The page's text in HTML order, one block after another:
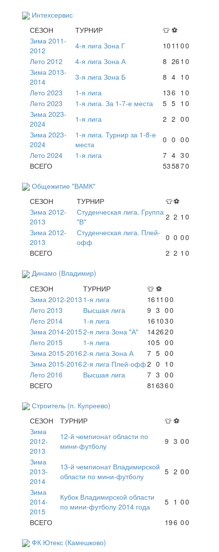
Интехсервис
СЕЗОН
ТУРНИР 👕 ⚽
Зима 2011-
2012
4-я лига Зона Г 10 11 00
Лето 2012
4-я лига Зона А 8 26 1 0
Зима 2013-
2014
3-я лига Зона Б 8 4 1 0
Лето 2023
1-я лига 136 1 0
Лето 2023
1-я лига. За 1-7-е места 5 5 1 0
Зима 2023-
2024
1-я лига 2 2 00
Зима 2023-
2024
1-я лига. Турнир за 1-8-е
места
0 0 00
Лето 2024
1-я лига 7 4 30
ВСЕГО
535870
Общежитие "ВАМК"
СЕЗОН
ТУРНИР 👕⚽
Зима 2012-
2013
Студенческая лига. Группа
"В"
2 2 1 0
Зима 2012-
2013
Студенческая лига. Плей-
офф
0 0 00
ВСЕГО
2 2 1 0
Динамо (Владимир)
СЕЗОН
ТУРНИР 👕 ⚽
Зима 2012-2013 1-я лига 16 11 00
Лето 2013
Высшая лига 9 3 00
Лето 2014
1-я лига 16 1030
Зима 2014-20152-я лига Зона "А" 142620
Лето 2015
1-я лига 105 00
Зима 2015-20162-я лига Зона А 7 5 00
Зима 2015-20162-я лига Плей-офф2 0 1 0
Лето 2016
Высшая лига 7 3 00
ВСЕГО
81 6360
Строитель (п. Купреево)
СЕЗОН
ТУРНИР 👕 ⚽
Зима
2012-
2013
12-й чемпионат области по
мини-футболу
9 3 00
Зима
2013-
2014
13-й чемпионат Владимирской
области по мини-футболу
5 2 00
Зима
2014-
2015
Кубок Владимирской области
по мини-футболу 2014 года
5 1 00
ВСЕГО 196 00
ФК Ютекс (Камешково)